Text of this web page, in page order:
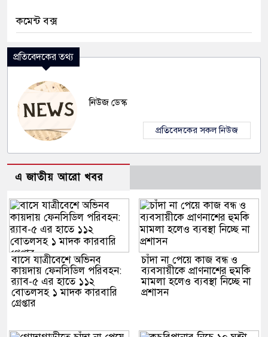
কমেন্ট বক্স
প্রতিবেদকের তথ্য
নিউজ ডেস্ক
প্রতিবেদকের সকল নিউজ
এ জাতীয় আরো খবর
বাসে যাত্রীবেশে অভিনব
কায়দায় ফেনসিডিল পরিবহন:
র‍্যাব-৫ এর হাতে ১১২
বোতলসহ ১ মাদক কারবারি
গ্রেপ্তার
চাঁদা না পেয়ে কাজ বন্ধ ও
ব্যবসায়ীকে প্রাণনাশের হুমকি
মামলা হলেও ব্যবস্থা নিচ্ছে না
প্রশাসন